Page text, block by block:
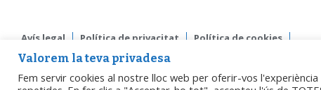
Avís legal Política de privacitat Política de cookies
Accessibilitat
Valorem la teva privadesa
Fem servir cookies al nostre lloc web per oferir-vos